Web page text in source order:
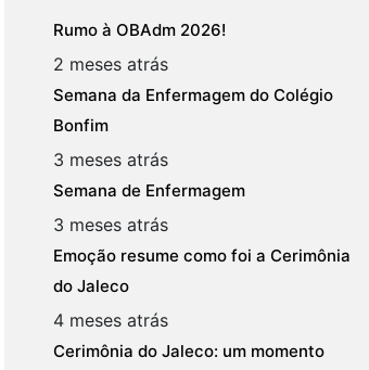
Rumo à OBAdm 2026!
2 meses atrás
Semana da Enfermagem do Colégio
Bonfim
3 meses atrás
Semana de Enfermagem
3 meses atrás
Emoção resume como foi a Cerimônia
do Jaleco
4 meses atrás
Cerimônia do Jaleco: um momento